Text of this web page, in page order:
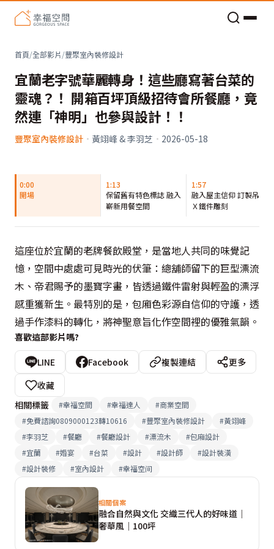
首頁/全部影片/豐聚室內裝修設計
宜蘭老字號華麗轉身！這些廳寫著台菜的
靈魂？！ 開箱百坪頂級招待會所餐廳，竟
然連「神明」也參與設計！！
豐聚室內裝修設計 · 黃翊峰 & 李羽芝 · 2026-05-18
0:00
開場
1:13
保留舊有特色標誌 融入
嶄新用餐空間
1:57
融入屋主信仰 訂製吊燈
Ｘ鐵件雕刻
這座位於宜蘭的老牌餐飲殿堂，是當地人共同的味覺記
憶，空間中處處可見時光的伏筆：總舖師留下的巨型漂流
木、帝君賜予的墨寶字畫，皆透過鐵件雷射與輕盈的漂浮
感重獲新生。最特別的是，包廂色彩源自信仰的守護，透
過手作漆料的轉化，將神聖意旨化作空間裡的優雅氣韻。
喜歡這部影片嗎?
LINE Facebook 複製連結
更多
收藏
相關標籤
#幸福空間 #幸福達人 #商業空間
#免費諮詢0809000123轉10616 #豐聚室內裝修設計 #黃翊峰
#李羽芝 #餐廳 #餐廳設計 #漂流木 #包廂設計
#宜蘭 #婚宴 #台菜 #設計 #設計師 #設計裝潢
#設計裝修 #室內設計 #幸福空间
相關個案
融合自然與文化 交織三代人的好味道｜
奢華風｜100坪